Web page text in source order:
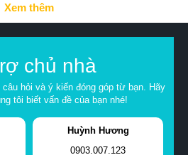
Xem thêm
chủ nhà
câu hỏi và ý kiến đóng góp từ bạn. Hãy
tôi biết vấn đề của bạn nhé!
Huỳnh Hương
0903.007.123